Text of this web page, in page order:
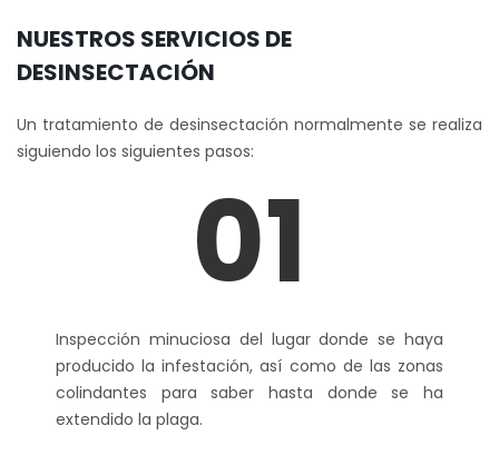
NUESTROS SERVICIOS DE
DESINSECTACIÓN
Un tratamiento de desinsectación normalmente se realiza
siguiendo los siguientes pasos:
01
Inspección minuciosa del lugar donde se haya
producido la infestación, así como de las zonas
colindantes para saber hasta donde se ha
extendido la plaga.